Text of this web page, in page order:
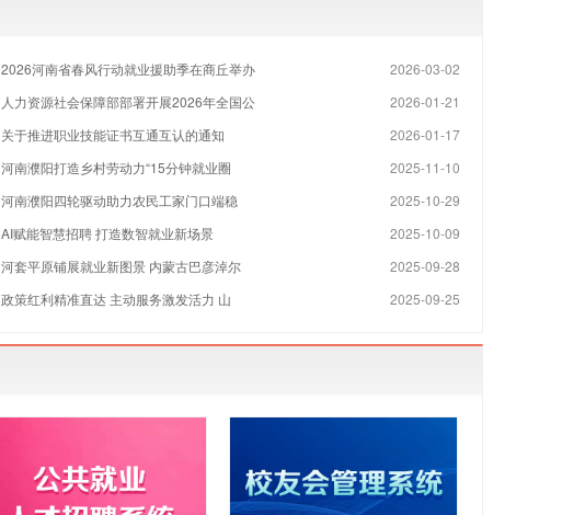
2026-03-02
2026河南省春风行动就业援助季在商丘举办
2026-01-21
人力资源社会保障部部署开展2026年全国公
2026-01-17
关于推进职业技能证书互通互认的通知
2025-11-10
河南濮阳打造乡村劳动力“15分钟就业圈
2025-10-29
河南濮阳四轮驱动助力农民工家门口端稳
2025-10-09
AI赋能智慧招聘 打造数智就业新场景
2025-09-28
河套平原铺展就业新图景 内蒙古巴彦淖尔
2025-09-25
政策红利精准直达 主动服务激发活力 山